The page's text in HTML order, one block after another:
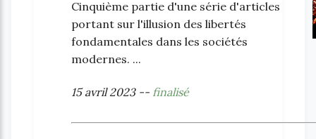
Cinquième partie d'une série d'articles
portant sur l'illusion des libertés
fondamentales dans les sociétés
modernes. ...
15 avril 2023 -- finalisé